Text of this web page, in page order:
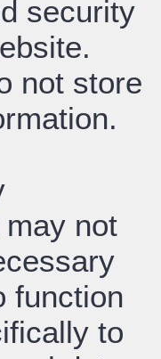
security
not store
not
function
to